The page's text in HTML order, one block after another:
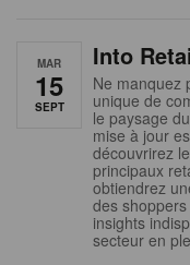
MAR
15
SEPT
Into
Ne manquez
unique de
le paysage
mise à jour
découvrirez
principaux
obtiendrez
des
insights
secteur en